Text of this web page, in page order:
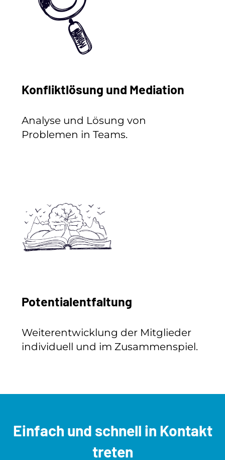
Konfliktlösung und Mediation
Analyse und Lösung von
Problemen in Teams.
Potentialentfaltung
Weiterentwicklung der Mitglieder
individuell und im Zusammenspiel.
Einfach und schnell in Kontakt
treten